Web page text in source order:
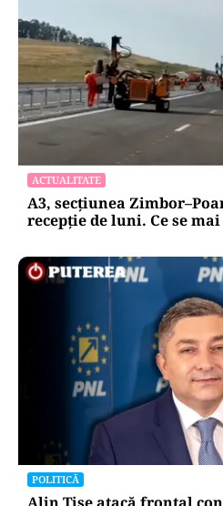
ACTUALITATE
A3, secțiunea
recepție de luni. Ce se
POLITICĂ